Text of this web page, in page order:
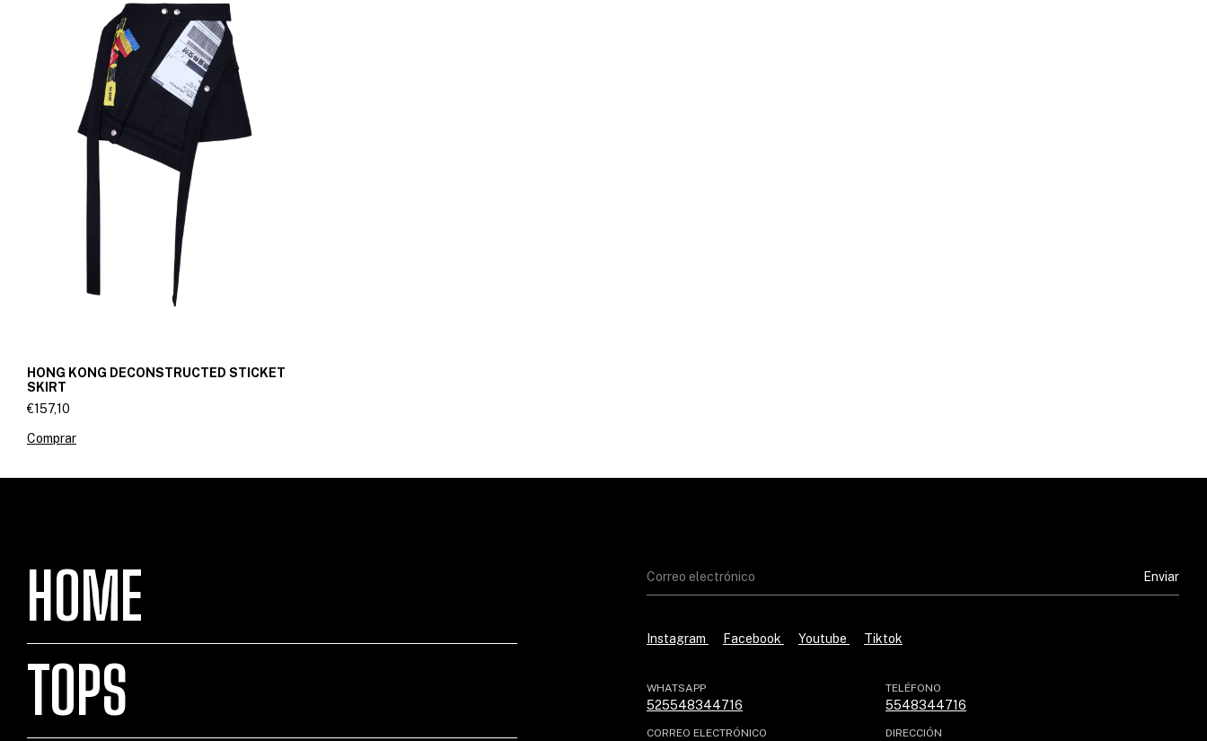
HONG KONG DECONSTRUCTED STICKET
SKIRT
€157,10
Comprar
HOME
TOPS
Instagram Facebook Youtube Tiktok
WHATSAPP
525548344716
TELÉFONO
5548344716
CORREO ELECTRÓNICO DIRECCIÓN